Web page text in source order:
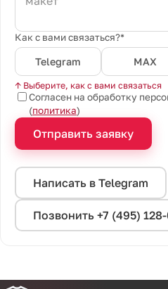
Как с вами связаться?*
Telegram MAX
↑ Выберите, как с вами связаться
Согласен на обработку
(политика)
Отправить заявку
Написать в Telegram
Позвонить +7 (495)